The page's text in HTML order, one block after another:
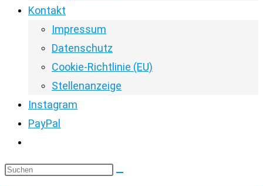
Kontakt
Impressum
Datenschutz
Cookie-Richtlinie (EU)
Stellenanzeige
Instagram
PayPal
umschalten
Diese